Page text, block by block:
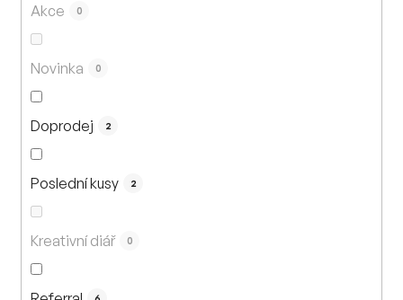
Akce 0
Novinka 0
Doprodej 2
Poslední kusy 2
Kreativní diář 0